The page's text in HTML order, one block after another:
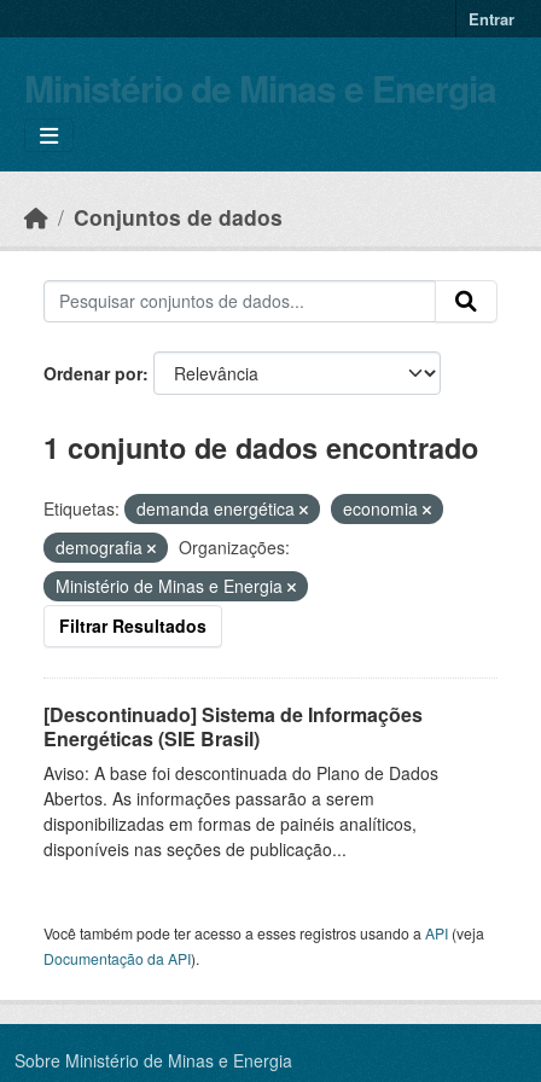
Entrar
Ministério de Minas e Energia
Conjuntos de dados
Ordenar por
1 conjunto de dados encontrado
Etiquetas: demanda energética
economia
demografia
Organizações:
Ministério de Minas e Energia
Filtrar Resultados
[Descontinuado] Sistema de Informações
Energéticas (SIE Brasil)
Aviso: A base foi descontinuada do Plano de Dados
Abertos. As informações passarão a serem
disponibilizadas em formas de painéis analíticos,
disponíveis nas seções de publicação...
Você também pode ter acesso a esses registros usando a API (veja
Documentação da API).
Sobre Ministério de Minas e Energia